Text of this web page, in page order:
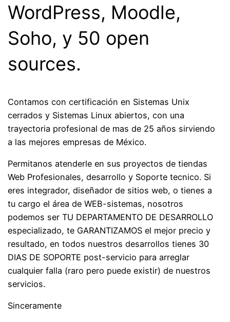
WordPress, Moodle,
Soho, y 50 open
sources.
Contamos con certificación en Sistemas Unix
cerrados y Sistemas Linux abiertos, con una
trayectoria profesional de mas de 25 años sirviendo
a las mejores empresas de México.
Permitanos atenderle en sus proyectos de tiendas
Web Profesionales, desarrollo y Soporte tecnico. Si
eres integrador, diseñador de sitios web, o tienes a
tu cargo el área de WEB-sistemas, nosotros
podemos ser TU DEPARTAMENTO DE DESARROLLO
especializado, te GARANTIZAMOS el mejor precio y
resultado, en todos nuestros desarrollos tienes 30
DIAS DE SOPORTE post-servicio para arreglar
cualquier falla (raro pero puede existir) de nuestros
servicios.
Sinceramente